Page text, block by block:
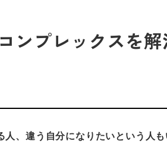
プレックスを解
、違う自分になりたいという人も